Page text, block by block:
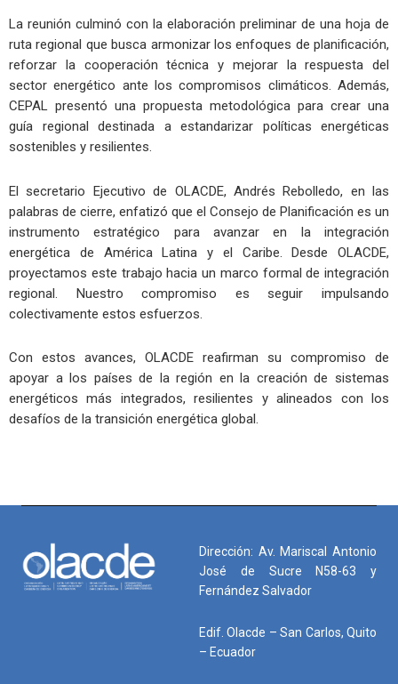
La reunión culminó con la elaboración preliminar de una hoja de
ruta regional que busca armonizar los enfoques de planificación,
reforzar la cooperación técnica y mejorar la respuesta del
sector energético ante los compromisos climáticos. Además,
CEPAL presentó una propuesta metodológica para crear una
guía regional destinada a estandarizar políticas energéticas
sostenibles y resilientes.
El secretario Ejecutivo de OLACDE, Andrés Rebolledo, en las
palabras de cierre, enfatizó que el Consejo de Planificación es un
instrumento estratégico para avanzar en la integración
energética de América Latina y el Caribe. Desde OLACDE,
proyectamos este trabajo hacia un marco formal de integración
regional. Nuestro compromiso es seguir impulsando
colectivamente estos esfuerzos.
Con estos avances, OLACDE reafirman su compromiso de
apoyar a los países de la región en la creación de sistemas
energéticos más integrados, resilientes y alineados con los
desafíos de la transición energética global.
Dirección: Av. Mariscal Antonio
José de Sucre N58-63 y
Fernández Salvador
Edif. Olacde – San Carlos, Quito
– Ecuador